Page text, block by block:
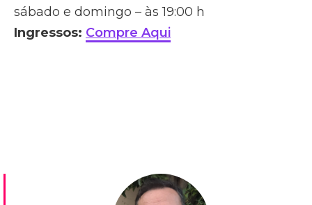
sábado e domingo – às 19:00 h
Ingressos: Compre Aqui